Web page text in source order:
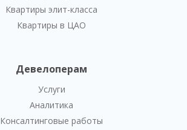
Квартиры элит-класса
Квартиры в ЦАО
Девелоперам
Услуги
Аналитика
Консалтинговые работы